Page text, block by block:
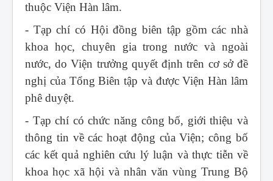
thuộc Viện Hàn lâm.
- Tạp chí có Hội đồng biên tập gồm các nhà
khoa học, chuyên gia trong nước và ngoài
nước, do Viện trưởng quyết định trên cơ sở đề
nghị của Tổng Biên tập và được Viện Hàn lâm
phê duyệt.
- Tạp chí có chức năng công bố, giới thiệu và
thông tin về các hoạt động của Viện; công bố
các kết quả nghiên cứu lý luận và thực tiễn về
khoa học xã hội và nhân văn vùng Trung Bộ